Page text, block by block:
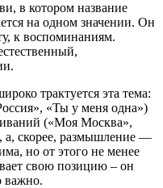
в котором название
на одном значении. Он
к воспоминаниям.
трактуется эта тема:
«Ты у меня одна»)
(«Моя Москва»,
а, скорее, размышление —
но от этого не менее
свою позицию – он
важно.